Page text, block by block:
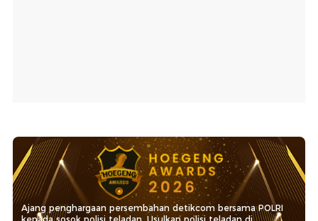
Ajang penghargaan persembahan detikcom bersama POLRI